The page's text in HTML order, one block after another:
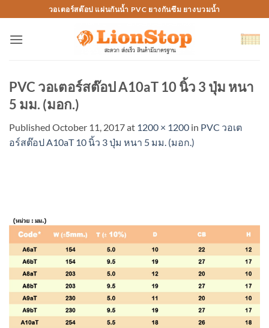
to
content
วอเตอร์สต๊อป แผ่นกันน้ำ PVC ยางกันซึม ยางบวมน้ำ
PVC วอเตอร์สต๊อป A10aT 10 นิ้ว 3 ปุ่ม หนา
5 มม. (มอก.)
Published October 11, 2017at 1200 × 1200 in PVC วอเต
อร์สต๊อป A10aT 10 นิ้ว 3 ปุ่ม หนา 5 มม. (มอก.)